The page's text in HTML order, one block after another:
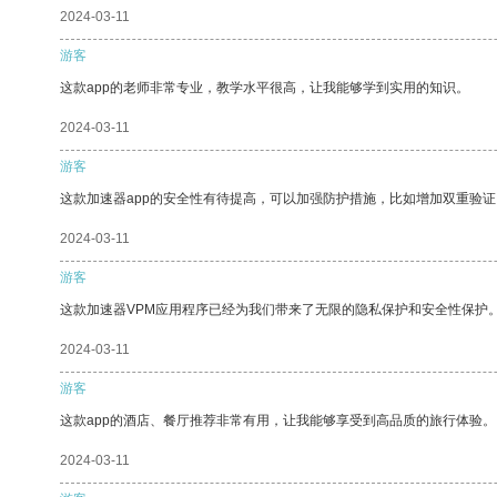
2024-03-11
游客
这款app的老师非常专业，教学水平很高，让我能够学到实用的知识。
2024-03-11
游客
这款加速器app的安全性有待提高，可以加强防护措施，比如增加双重验
2024-03-11
游客
这款加速器VPM应用程序已经为我们带来了无限的隐私保护和安全性保护
2024-03-11
游客
这款app的酒店、餐厅推荐非常有用，让我能够享受到高品质的旅行体验。
2024-03-11